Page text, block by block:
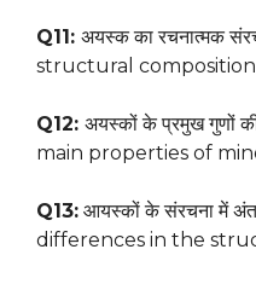
Q11: अयस्क का रचनात्मक
structural composition
Q12: अयस्कों के प्रमुख गुणों
main properties of
Q13: आयस्कों के संरचना में
differences in the